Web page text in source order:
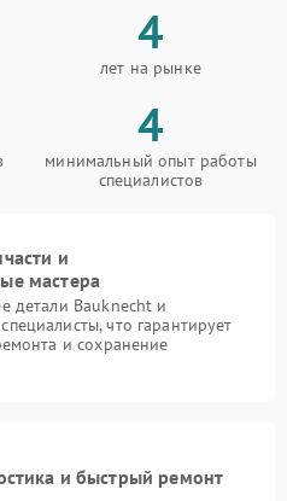
4
лет на рынке
4
минимальный опыт работы
специалистов
и
мастера
детали Bauknecht и
что гарантирует
и сохранение
и быстрый ремонт